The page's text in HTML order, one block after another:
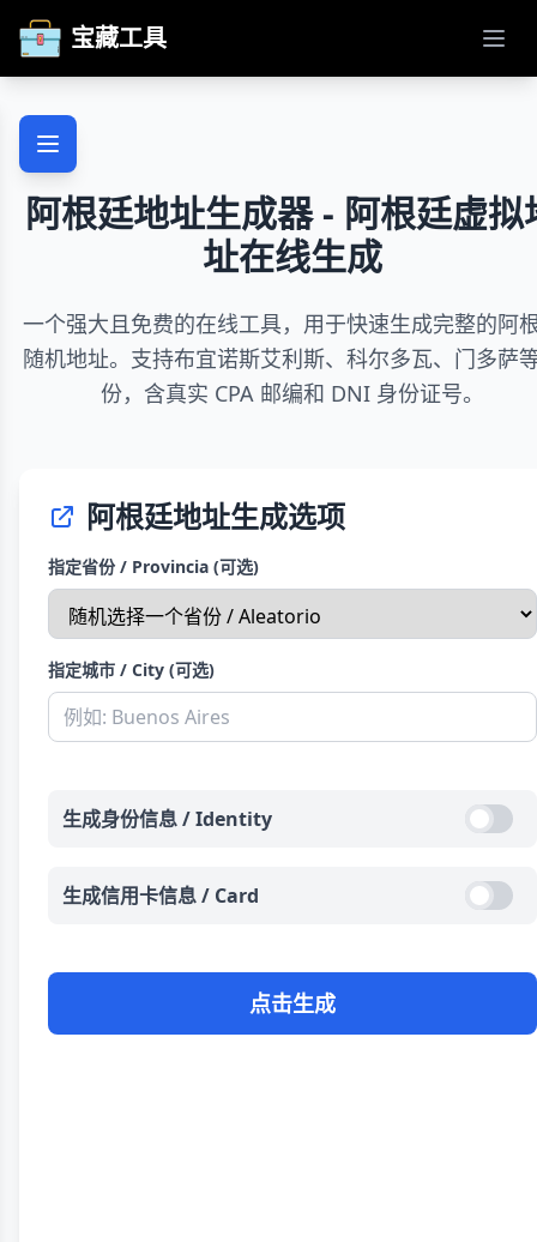
宝藏工具 打开
阿根廷地址生成器 - 阿根廷虚拟
址在线生成
一个强大且免费的在线工具，用于快速生成完整的阿
随机地址。支持布宜诺斯艾利斯、科尔多瓦、门多萨
份，含真实 CPA 邮编和 DNI 身份证号。
阿根廷地址生成选项
指定省份 / Provincia (可选)
指定城市 / City (可选)
生成身份信息 / Identity
生成信用卡信息 / Card
点击生成